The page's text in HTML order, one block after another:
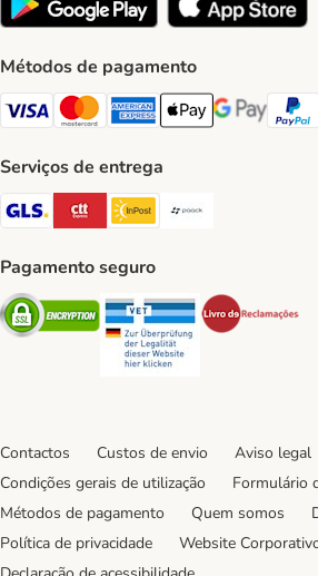
Métodos de pagamento
Visa Payment Method
Mastercard Payment Method
American Express Payment
Apple Pay Payment
Google Pay
Serviços de entrega
GLS Shipping Method
CTTExpress Shipping Method
InPost Shipping Method
Pagamento seguro
Security Security
Contactos Custos de envio
Aviso legal
Condições gerais de utilização
Formulário
Métodos de pagamento
Quem somos
Política de privacidade
Website